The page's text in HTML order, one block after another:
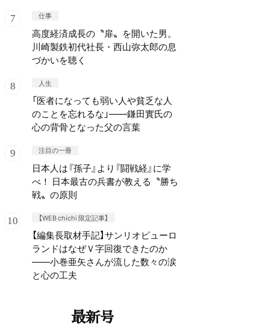
仕事
高度経済成長の〝扉〟を開いた男。
川崎製鉄初代社長・西山弥太郎の息
づかいを聴く
人生
「医者になっても弱い人や貧乏な人
のことを忘れるな」——鎌田實氏の
心の背骨となった父の言葉
注目の一冊
日本人は『孫子』より『闘戦経』に学
べ！ 日本最古の兵書が教える〝勝ち
戦〟の原則
【WEB chichi 限定記事】
【編集長取材手記】サンリオピューロ
ランドはなぜＶ字回復できたのか
——小巻亜矢さんが流した数々の涙
と心の工夫
最新号